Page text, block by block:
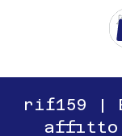
​​rif159 |
affitto